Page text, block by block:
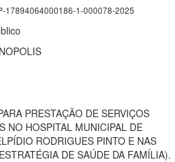
17894064000186-1-000078-2025
PRESTAÇÃO DE SERVIÇOS
NO HOSPITAL MUNICIPAL DE
RODRIGUES PINTO E NAS
DE SAÚDE DA FAMÍLIA).